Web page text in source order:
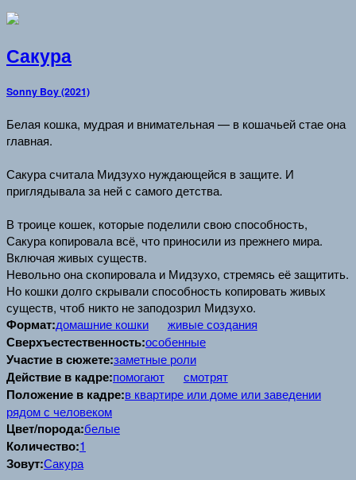
Сакура
Sonny Boy (2021)
Белая кошка, мудрая и внимательная — в кошачьей стае она
главная.
Сакура считала Мидзухо нуждающейся в защите. И
приглядывала за ней с самого детства.
В троице кошек, которые поделили свою способность,
Сакура копировала всё, что приносили из прежнего мира.
Включая живых существ.
Невольно она скопировала и Мидзухо, стремясь её защитить.
Но кошки долго скрывали способность копировать живых
существ, чтоб никто не заподозрил Мидзухо.
Формат:домашние кошки живые создания
Сверхъестественность:особенные
Участие в сюжете:заметные роли
Действие в кадре:помогают смотрят
Положение в кадре:в квартире или доме или заведении
рядом с человеком
Цвет/порода:белые
Количество:1
Зовут:Сакура